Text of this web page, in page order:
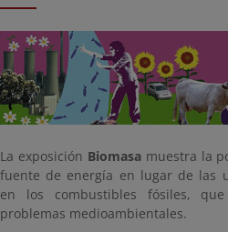
La exposición Biomasamuestra la
fuente de energía en lugar de las
en los combustibles fósiles,
problemas medioambientales.